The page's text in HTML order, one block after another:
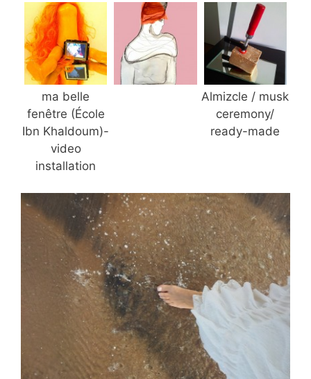
ma belle
fenêtre (École
Ibn Khaldoum)-
video
installation
Almizcle / musk
ceremony/
ready-made